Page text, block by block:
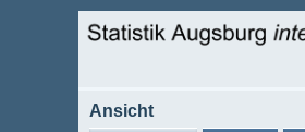
Ansicht